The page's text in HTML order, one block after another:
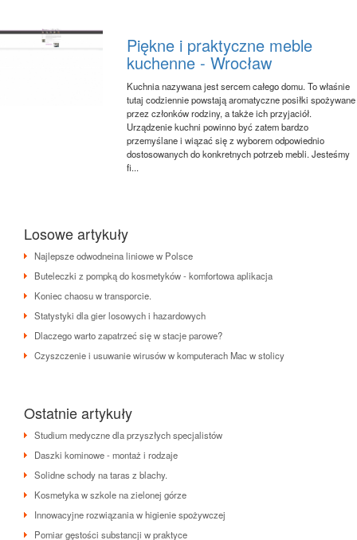
Piękne i praktyczne meble
kuchenne - Wrocław
Kuchnia nazywana jest sercem całego domu. To właśnie
tutaj codziennie powstają aromatyczne posiłki spożywane
przez członków rodziny, a także ich przyjaciół.
Urządzenie kuchni powinno być zatem bardzo
przemyślane i wiązać się z wyborem odpowiednio
dostosowanych do konkretnych potrzeb mebli. Jesteśmy
fi...
Losowe artykuły
Najlepsze odwodneina liniowe w Polsce
Buteleczki z pompką do kosmetyków - komfortowa aplikacja
Koniec chaosu w transporcie.
Statystyki dla gier losowych i hazardowych
Dlaczego warto zapatrzeć się w stacje parowe?
Czyszczenie i usuwanie wirusów w komputerach Mac w stolicy
Ostatnie artykuły
Studium medyczne dla przyszłych specjalistów
Daszki kominowe - montaż i rodzaje
Solidne schody na taras z blachy.
Kosmetyka w szkole na zielonej górze
Innowacyjne rozwiązania w higienie spożywczej
Pomiar gęstości substancji w praktyce